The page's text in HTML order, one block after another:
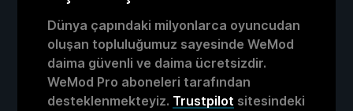
Dünya çapındaki milyonlarca oyuncudan
oluşan topluluğumuz sayesinde WeMod
daima güvenli ve daima ücretsizdir.
WeMod Pro aboneleri tarafından
desteklenmekteyiz. Trustpilot sitesindeki